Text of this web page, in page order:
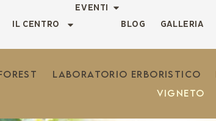
IL CENTRO
EVENTI
BLOG
GALLERIA
Laboratorio erboristico
Vigneto